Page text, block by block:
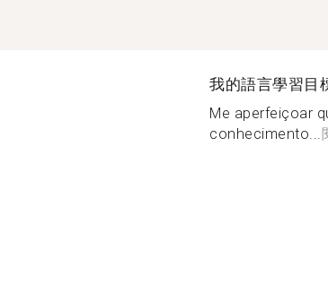
我的語言學習目
Me aperfeiçoar
conhecimento...